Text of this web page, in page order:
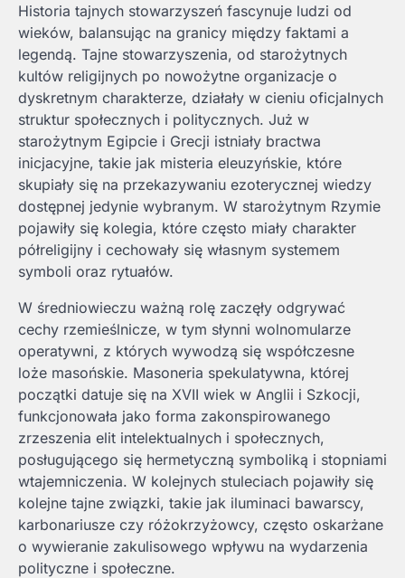
Historia tajnych stowarzyszeń fascynuje ludzi od
wieków, balansując na granicy między faktami a
legendą. Tajne stowarzyszenia, od starożytnych
kultów religijnych po nowożytne organizacje o
dyskretnym charakterze, działały w cieniu oficjalnych
struktur społecznych i politycznych. Już w
starożytnym Egipcie i Grecji istniały bractwa
inicjacyjne, takie jak misteria eleuzyńskie, które
skupiały się na przekazywaniu ezoterycznej wiedzy
dostępnej jedynie wybranym. W starożytnym Rzymie
pojawiły się kolegia, które często miały charakter
półreligijny i cechowały się własnym systemem
symboli oraz rytuałów.
W średniowieczu ważną rolę zaczęły odgrywać
cechy rzemieślnicze, w tym słynni wolnomularze
operatywni, z których wywodzą się współczesne
loże masońskie. Masoneria spekulatywna, której
początki datuje się na XVII wiek w Anglii i Szkocji,
funkcjonowała jako forma zakonspirowanego
zrzeszenia elit intelektualnych i społecznych,
posługującego się hermetyczną symboliką i stopniami
wtajemniczenia. W kolejnych stuleciach pojawiły się
kolejne tajne związki, takie jak iluminaci bawarscy,
karbonariusze czy różokrzyżowcy, często oskarżane
o wywieranie zakulisowego wpływu na wydarzenia
polityczne i społeczne.